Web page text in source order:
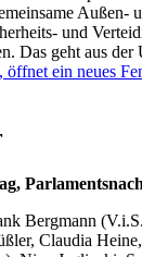
Außen-
und
Das geht aus der
ein neues
Bergmann
Claudia